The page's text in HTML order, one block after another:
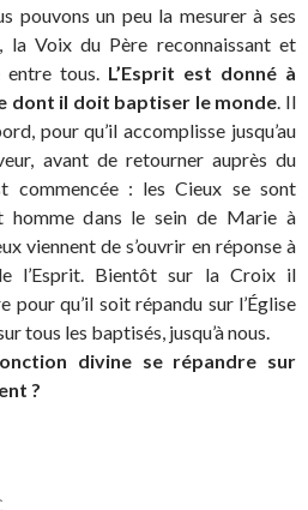
pouvons un peu la mesurer à ses
Voix du Père reconnaissant et
entre tous. L’Esprit est donné à
dont il doit baptiser le monde. Il
pour qu’il accomplisse jusqu’au
avant de retourner auprès du
commencée : les Cieux se sont
homme dans le sein de Marie à
viennent de s’ouvrir en réponse à
l’Esprit. Bientôt sur la Croix il
qu’il soit répandu sur l’Église
tous les baptisés, jusqu’à nous.
divine se répandre sur
?